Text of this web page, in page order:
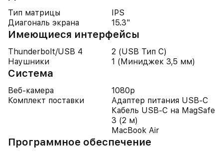
Тип матрицы
IPS
Диагональ экрана
15.3"
Имеющиеся интерфейсы
Thunderbolt/USB 4
2 (USB Тип C)
Наушники
1 (Миниджек 3,5 мм)
Система
Веб-камера
1080p
Комплект поставки
Адаптер питания USB-C
Кабель USB-C на MagSafe
3 (2 м)
MacBook Air
Программное обеспечение